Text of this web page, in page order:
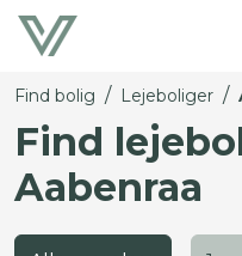
Find bolig / Lejeboliger /
Find
Aabenraa